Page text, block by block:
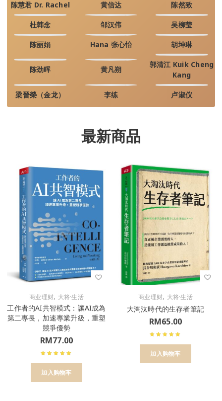
陈慧君 Dr. Rachel 黄信达 陈然致
杜韩念 邹汉伟 吴柳莹
陈丽娟 Hana 张心怡 胡坤琳
陈劲晖 黄凡朔
郭清江 Kuik Cheng
Kang
梁晉榮（金龙） 李练 卢淑仪
最新商品
商业理财, 大将·生活
工作者的AI共智模式：讓AI成為
第二專長，加速專業升級，重塑
競爭優勢
RM77.00
加入购物车
商业理财, 大将·生活
大淘汰時代的生存者筆記
RM65.00
加入购物车